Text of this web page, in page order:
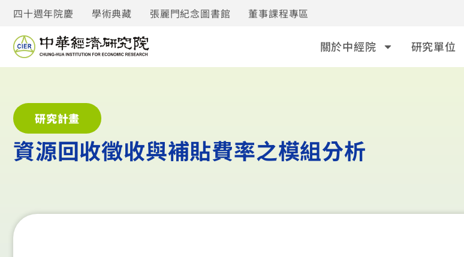
四十週年院慶 學術典藏 張麗門紀念圖書館 董事課程專區
關於中經院 研究單位
研究計畫
資源回收徵收與補貼費率之模組分析